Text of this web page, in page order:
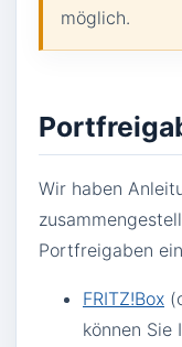
möglich.
Wir haben
Portfreigaben
FRITZ!Box
können Sie